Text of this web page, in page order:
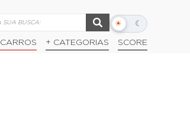
☀ ☾
Alternar
escuro
CARROS + CATEGORIAS SCORE